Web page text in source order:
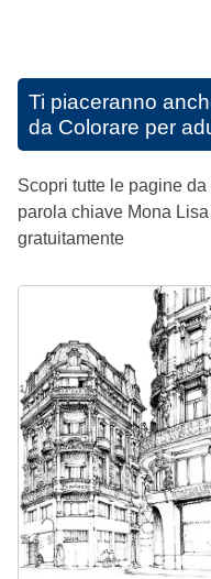
Ti piaceranno
da Colorare per
Scopri tutte le pagine
parola chiave Mona
gratuitamente